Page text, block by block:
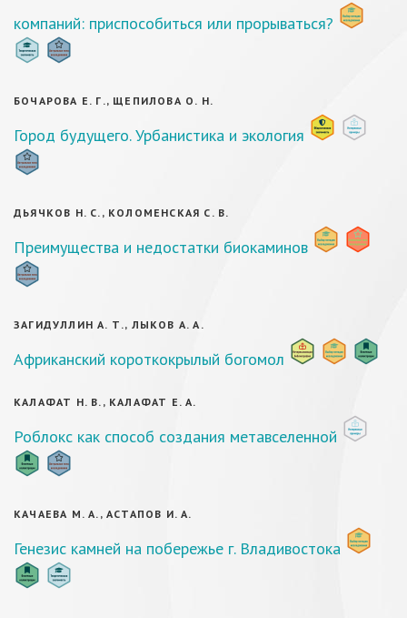
компаний: приспособиться или прорываться?
БОЧАРОВА Е. Г., ЩЕПИЛОВА О. Н.
Город будущего. Урбанистика и экология
ДЬЯЧКОВ Н. С., КОЛОМЕНСКАЯ С. В.
Преимущества и недостатки биокаминов
ЗАГИДУЛЛИН А. Т., ЛЫКОВ А. А.
Африканский короткокрылый богомол
КАЛАФАТ Н. В., КАЛАФАТ Е. А.
Роблокс как способ создания метавселенной
КАЧАЕВА М. А., АСТАПОВ И. А.
Генезис камней на побережье г. Владивостока